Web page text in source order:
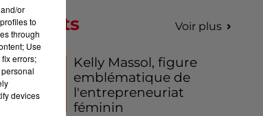
Voir plus
Kelly Massol, figure
emblématique de
l'entrepreneuriat
féminin
or
to
through
Use
errors;
devices